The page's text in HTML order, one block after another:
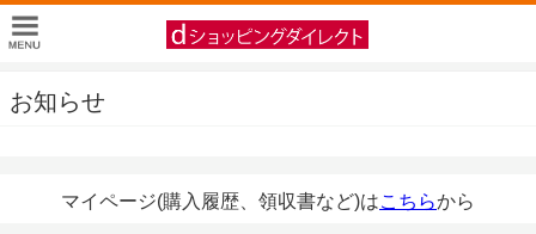
お知らせ
マイページ(購入履歴、領収書など)はこちらから